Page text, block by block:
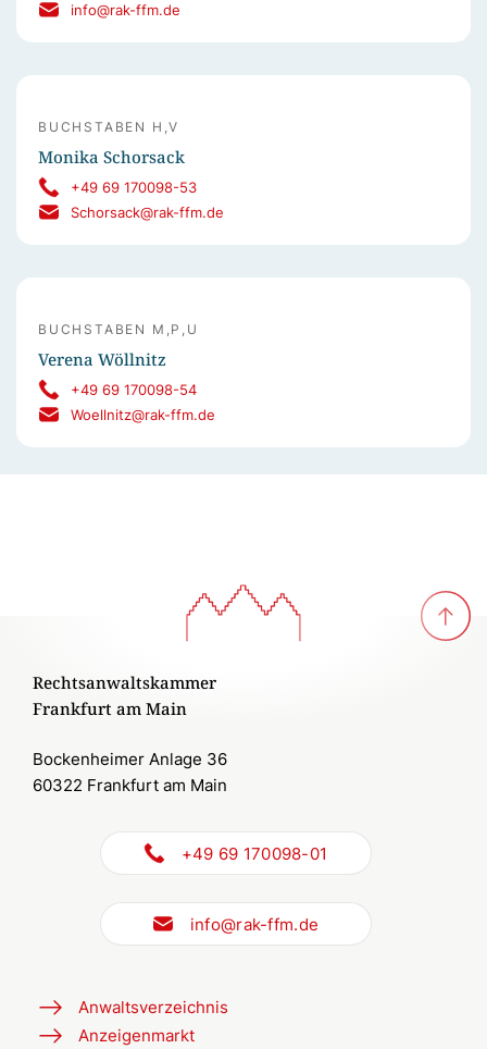
info@rak-ffm.de
BUCHSTABEN H,V
Monika Schorsack
+49 69 170098-53
Schorsack@rak-ffm.de
BUCHSTABEN M,P,U
Verena Wöllnitz
+49 69 170098-54
Woellnitz@rak-ffm.de
Rechtsanwaltskammer
Frankfurt am Main
Bockenheimer Anlage 36
60322 Frankfurt am Main
+49 69 170098-01
info@rak-ffm.de
Anwaltsverzeichnis
Anzeigenmarkt